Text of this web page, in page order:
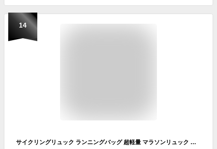
14
サイクリングリュック ランニングバッグ 超軽量 マラソンリュック デイパック 防水 光反射 ハイドレーション収納可 アウトドア 登山 レース 遠足 リュックサック